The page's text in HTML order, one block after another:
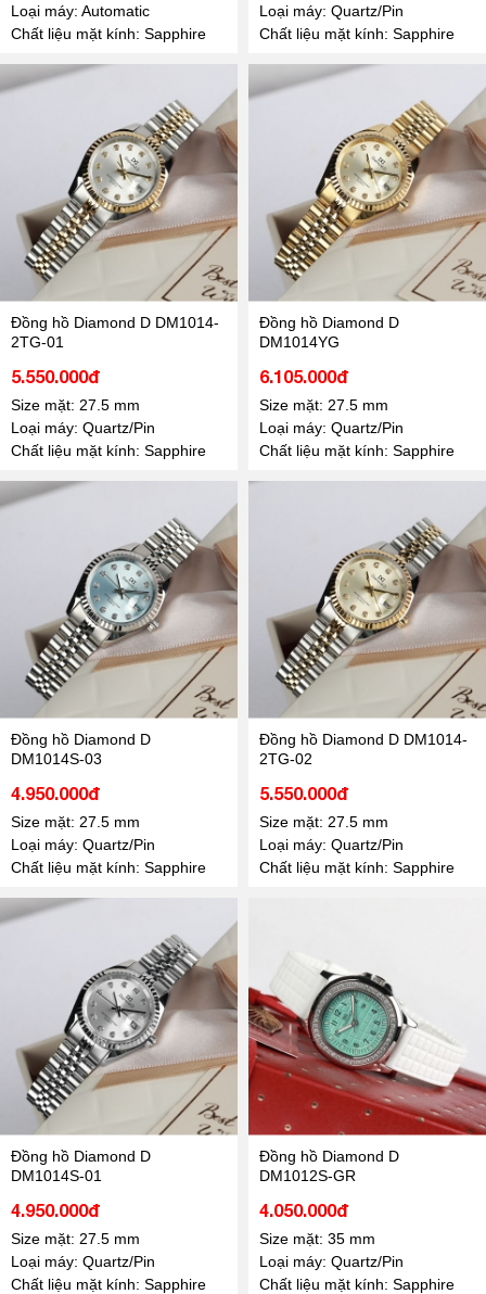
Loại máy: Automatic
Chất liệu mặt kính: Sapphire
Loại máy: Quartz/Pin
Chất liệu mặt kính: Sapphire
Đồng hồ Diamond D DM1014-
2TG-01
5.550.000đ
Size mặt: 27.5 mm
Loại máy: Quartz/Pin
Chất liệu mặt kính: Sapphire
Đồng hồ Diamond D
DM1014YG
6.105.000đ
Size mặt: 27.5 mm
Loại máy: Quartz/Pin
Chất liệu mặt kính: Sapphire
Đồng hồ Diamond D
DM1014S-03
4.950.000đ
Size mặt: 27.5 mm
Loại máy: Quartz/Pin
Chất liệu mặt kính: Sapphire
Đồng hồ Diamond D DM1014-
2TG-02
5.550.000đ
Size mặt: 27.5 mm
Loại máy: Quartz/Pin
Chất liệu mặt kính: Sapphire
Đồng hồ Diamond D
DM1014S-01
4.950.000đ
Size mặt: 27.5 mm
Loại máy: Quartz/Pin
Chất liệu mặt kính: Sapphire
Đồng hồ Diamond D
DM1012S-GR
4.050.000đ
Size mặt: 35 mm
Loại máy: Quartz/Pin
Chất liệu mặt kính: Sapphire